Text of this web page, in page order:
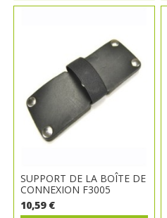
SUPPORT DE LA BOÎTE DE
CONNEXION F3005
10,59 €